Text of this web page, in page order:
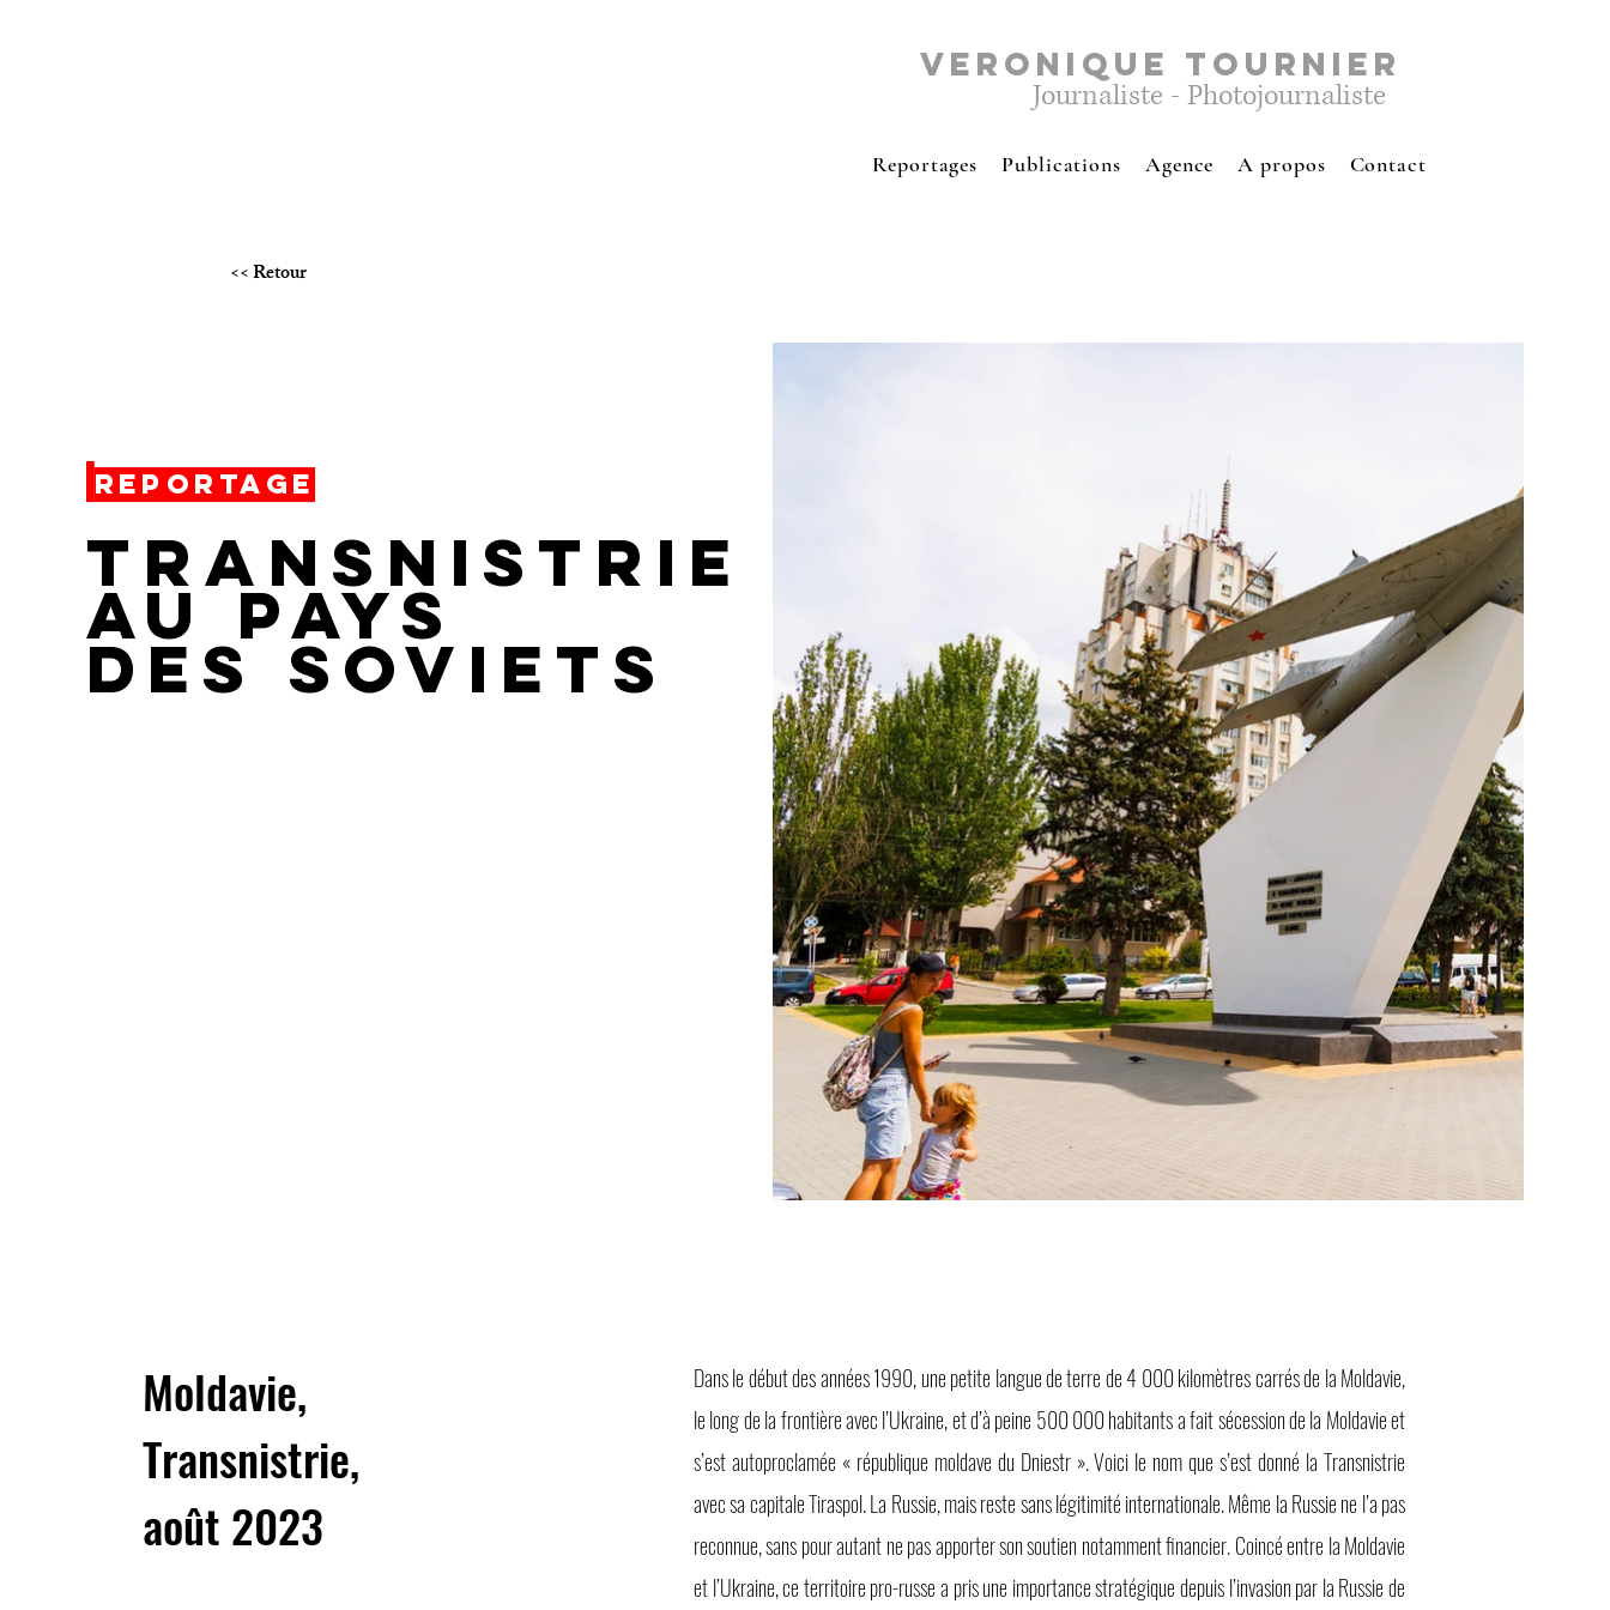
Journaliste - Photojournaliste
VERONIQUE TOURNIER
Reportages Publications Agence A propos Contact
<< Retour
Reportage
Transnistrie
au pays
des Soviets
Moldavie,
Transnistrie,
août 2023
Dans le début des années 1990, une petite langue de terre de 4 000 kilomètres carrés de la Moldavie,
le long de la frontière avec l’Ukraine, et d’à peine 500 000 habitants a fait sécession de la Moldavie et
s’est autoproclamée « république moldave du Dniestr ». Voici le nom que s’est donné la Transnistrie
avec sa capitale Tiraspol. La Russie, mais reste sans légitimité internationale. Même la Russie ne l’a pas
reconnue, sans pour autant ne pas apporter son soutien notamment financier. Coincé entre la Moldavie
et l’Ukraine, ce territoire pro-russe a pris une importance stratégique depuis l’invasion par la Russie de